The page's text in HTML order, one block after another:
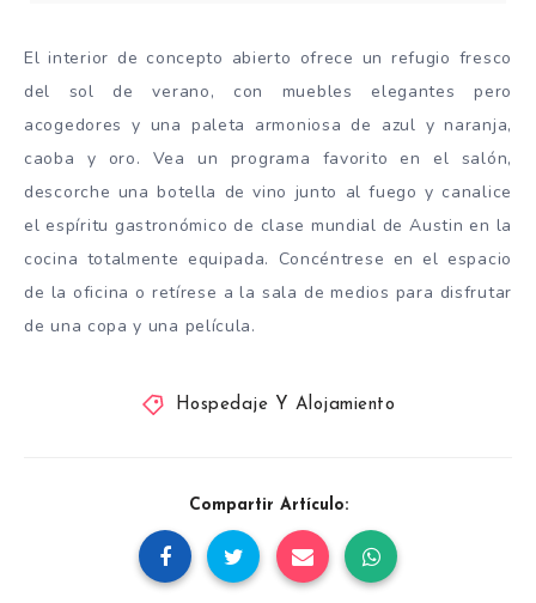
El interior de concepto abierto ofrece un refugio fresco
del sol de verano, con muebles elegantes pero
acogedores y una paleta armoniosa de azul y naranja,
caoba y oro. Vea un programa favorito en el salón,
descorche una botella de vino junto al fuego y canalice
el espíritu gastronómico de clase mundial de Austin en la
cocina totalmente equipada. Concéntrese en el espacio
de la oficina o retírese a la sala de medios para disfrutar
de una copa y una película.
Hospedaje Y Alojamiento
Compartir Artículo: